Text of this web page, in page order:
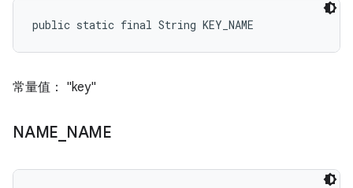
public static final String KEY_NAME
常量值： "key"
NAME NAME